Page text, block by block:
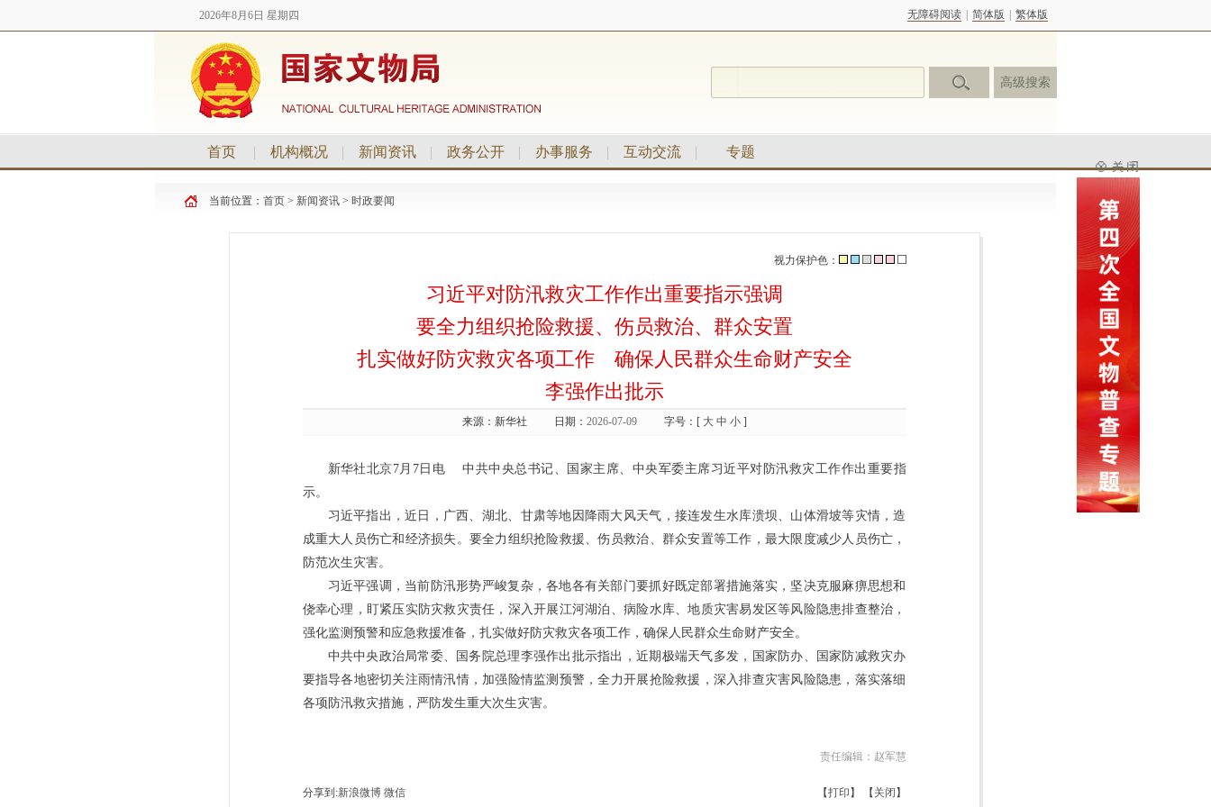
2026年8月6日 星期四 无障碍阅读 简体版 繁体版
高级搜索
首页 | 机构概况 | 新闻资讯 | 政务公开 | 办事服务 | 互动交流 | 专题
当前位置： 首页 > 新闻资讯 > 时政要闻
视力保护色：
习近平对防汛救灾工作作出重要指示强调
要全力组织抢险救援、伤员救治、群众安置
扎实做好防灾救灾各项工作 确保人民群众生命财产安全
李强作出批示
来源： 新华社 日期： 2026-07-09 字号：[ 大 中 小]
新华社北京7月7日电 中共中央总书记、国家主席、中央军委主席习近平对防汛救灾工作作出重要指
示。
习近平指出，近日，广西、湖北、甘肃等地因降雨大风天气，接连发生水库溃坝、山体滑坡等灾情，造
成重大人员伤亡和经济损失。要全力组织抢险救援、伤员救治、群众安置等工作，最大限度减少人员伤亡，
防范次生灾害。
习近平强调，当前防汛形势严峻复杂，各地各有关部门要抓好既定部署措施落实，坚决克服麻痹思想和
侥幸心理，盯紧压实防灾救灾责任，深入开展江河湖泊、病险水库、地质灾害易发区等风险隐患排查整治，
强化监测预警和应急救援准备，扎实做好防灾救灾各项工作，确保人民群众生命财产安全。
中共中央政治局常委、国务院总理李强作出批示指出，近期极端天气多发，国家防办、国家防减救灾办
要指导各地密切关注雨情汛情，加强险情监测预警，全力开展抢险救援，深入排查灾害风险隐患，落实落细
各项防汛救灾措施，严防发生重大次生灾害。
责任编辑： 赵军慧
分享到:新浪微博 微信 【打印 】 【 关闭 】